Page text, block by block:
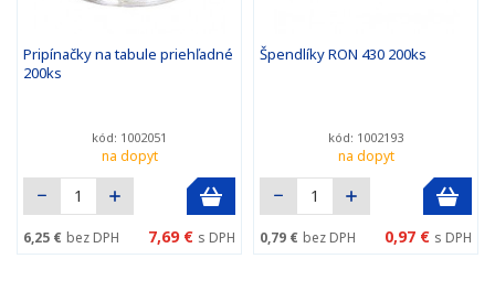
Pripínačky na tabule priehľadné
200ks
kód: 1002051
na dopyt
6,25 € bez DPH 7,69 € s DPH
Špendlíky RON 430 200ks
kód: 1002193
na dopyt
0,79 € bez DPH 0,97 € s DPH